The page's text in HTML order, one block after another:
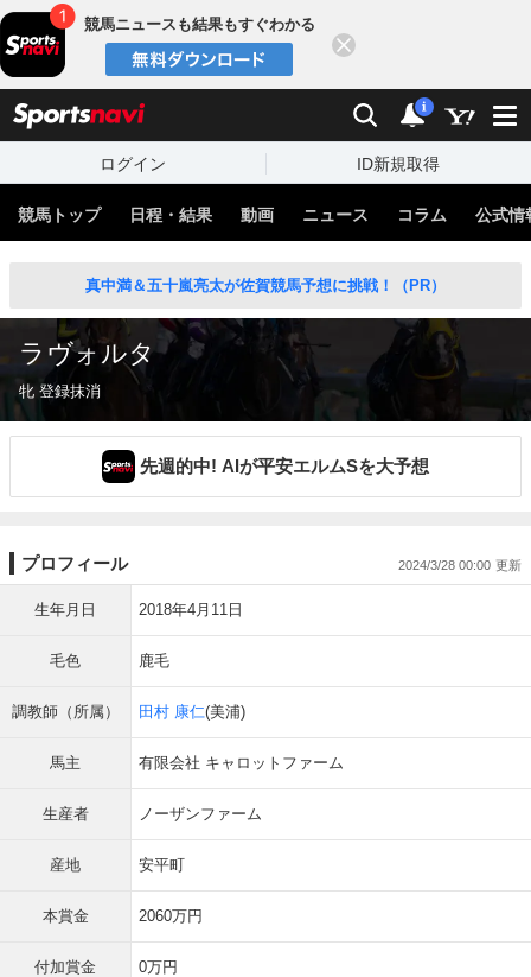
競馬ニュースも結果もすぐわかる
検索 通知
i
ログイン ID新規取得
競馬トップ 日程・結果 動画 ニュース コラム 公式情
真中満＆五十嵐亮太が佐賀競馬予想に挑戦！（PR）
ラヴォルタ
牝 登録抹消
先週的中! AIが平安エルムSを大予想
プロフィール 2024/3/28 00:00
生年月日 2018年4月11日
毛色 鹿毛
調教師（所属） 田村 康仁(美浦)
馬主 有限会社 キャロットファーム
生産者 ノーザンファーム
産地 安平町
本賞金 2060万円
付加賞金 0万円